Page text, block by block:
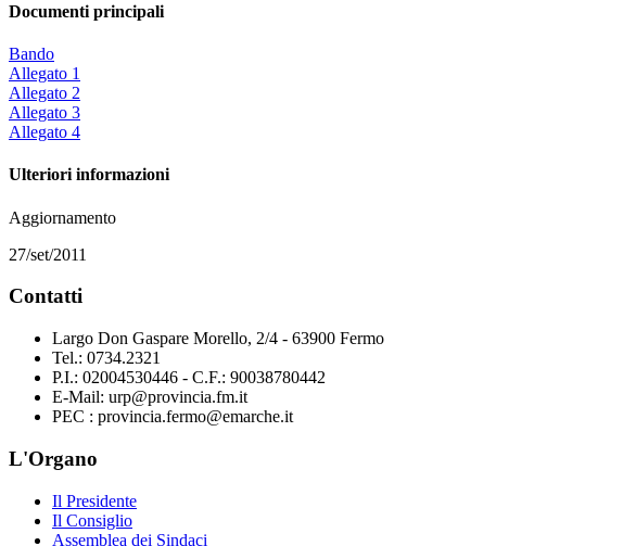
Documenti principali
Bando
Allegato 1
Allegato 2
Allegato 3
Allegato 4
Ulteriori informazioni
Aggiornamento
27/set/2011
Contatti
Largo Don Gaspare Morello, 2/4 - 63900 Fermo
Tel.: 0734.2321
P.I.: 02004530446 - C.F.: 90038780442
E-Mail: urp@provincia.fm.it
PEC : provincia.fermo@emarche.it
L'Organo
Il Presidente
Il Consiglio
Assemblea dei Sindaci